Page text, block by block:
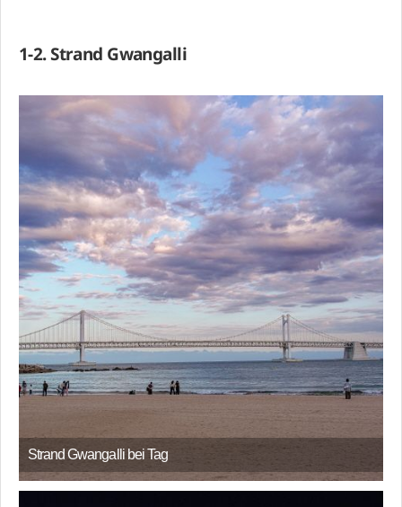
1-2. Strand Gwangalli
Strand Gwangalli bei Tag